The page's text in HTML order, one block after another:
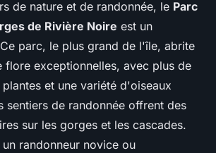
de nature et de randonnée, le Parc
de Rivière Noire est un
parc, le plus grand de l'île, abrite
flore exceptionnelles, avec plus de
et une variété d'oiseaux
sentiers de randonnée offrent des
sur les gorges et les cascades.
randonneur novice ou